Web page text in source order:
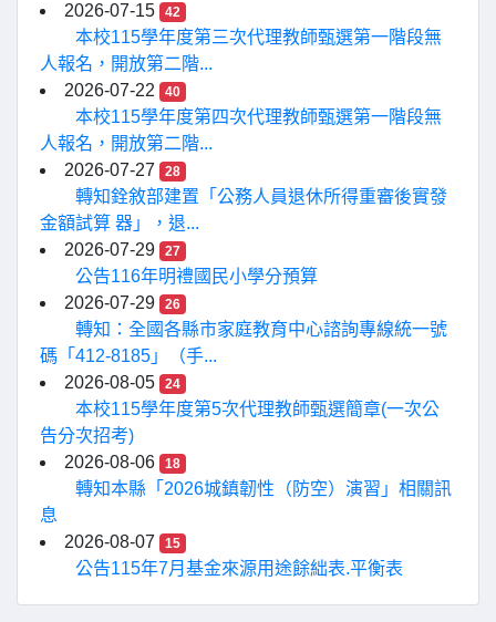
2026-07-15
42
本校115學年度第三次代理教師甄選第一階段無
人報名，開放第二階...
2026-07-22
40
本校115學年度第四次代理教師甄選第一階段無
人報名，開放第二階...
2026-07-27
28
轉知銓敘部建置「公務人員退休所得重審後實發
金額試算 器」，退...
2026-07-29
27
公告116年明禮國民小學分預算
2026-07-29
26
轉知：全國各縣市家庭教育中心諮詢專線統一號
碼「412-8185」（手...
2026-08-05
24
本校115學年度第5次代理教師甄選簡章(一次公
告分次招考)
2026-08-06
18
轉知本縣「2026城鎮韌性（防空）演習」相關訊
息
2026-08-07
15
公告115年7月基金來源用途餘絀表.平衡表